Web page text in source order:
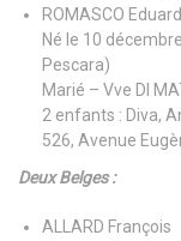
ROMASCO
Né le 10
Pescara)
Marié – Vve DI
2 enfants : Diva,
526, Avenue
Deux Belges :
ALLARD François